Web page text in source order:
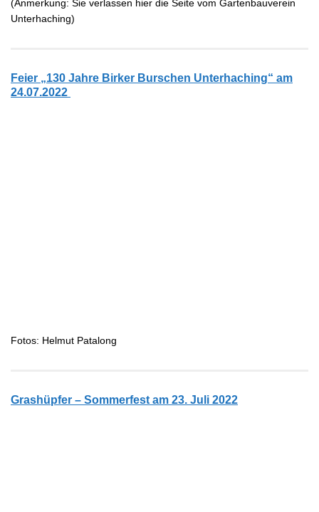
(Anmerkung: Sie verlassen hier die Seite vom Gartenbauverein
Unterhaching)
Feier „130 Jahre Birker Burschen Unterhaching“ am
24.07.2022
Fotos: Helmut Patalong
Grashüpfer – Sommerfest am 23. Juli 2022